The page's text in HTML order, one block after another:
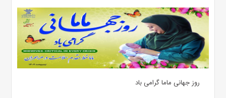
روز جهانی ماما گرامی باد